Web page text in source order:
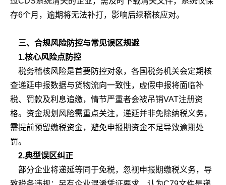
存6个月，逾期将无法补打，影响后续稽核应对。
三、合规风险防控与常见误区规避
1.核心风险点防控
税务稽核风险是首要防控对象，各国税务机关会定期核
查递延申报数据与货物流向一致性，虚假申报将面临补
税、罚款及利息追缴，情节严重者会被吊销VAT注册资
格。资金规划风险需重点关注，递延并非免除纳税义务，
需提前预留缴税资金，避免申报期资金不足导致逾期处
罚。
2.典型误区纠正
部分企业将递延等同于免税，忽视申报期缴税义务，导